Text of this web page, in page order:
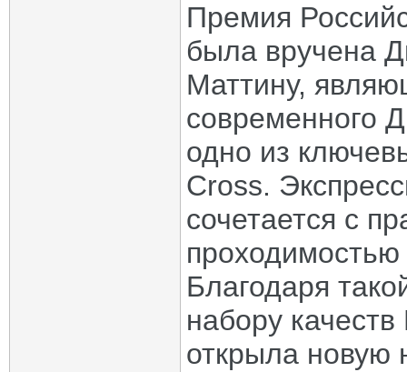
Премия
была вручена
Маттину,
современного
одно из
Cross.
сочетается с
Благодаря
набору
открыла новую